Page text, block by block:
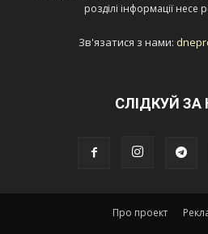
розділі інформації несе
Зв'язатися з нами:
СЛІДКУЙ
Про проект